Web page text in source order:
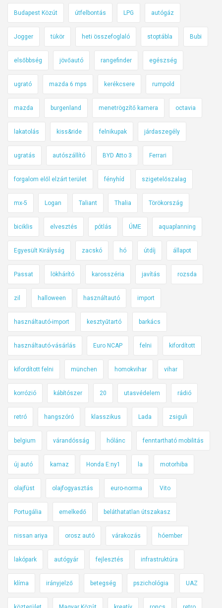
Budapest Közút útfelbontás LPG autógáz
Jogger tükör heti összefoglaló stoptábla Bubi
elsőbbség jövőautó rangefinder egészség
ugrató mazda 6 mps kerékcsere rumpold
mazda burgenland menetrögzítő kamera octavia
lakatolás kiss&ride felnikupak járdaszegély
ugratás autószállító BYD Atto 3 Ferrari
forgalom elől elzárt terület fényhíd szigetelőszalag
mx-5 Logan Taliant Thalia Törökország
biciklis elvesztés pótlás ÚME aquaplanning
Egyesült Királyság zacskó hó útdíj állapot
Passat lökhárító karosszéria javítás rozsda
zil halloween használtautó import
használtautó-import kesztyűtartó barkács
használtautó-vásárlás Euro NCAP felni kifordított
kifordított felni münchen homokvihar vihar
korrózió kábítószer 20 utasvédelem rádió
retró hangszóró klasszikus Lada zsiguli
belgium várandósság hólánc fenntartható mobilitás
új autó kamaz Honda E:ny1 la motorhiba
olajfüst olajfogyasztás euro-norma Vito
Portugália emelkedő beláthatatlan útszakasz
nissan ariya orosz autó várakozás hóember
lakópark autógyár fejlesztés infrastruktúra
klíma irányjelző betegség pszichológia UAZ